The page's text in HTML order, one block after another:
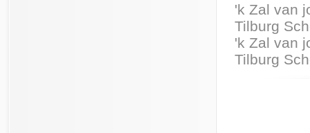
'k Zal van
Tilburg
'k Zal van
Tilburg